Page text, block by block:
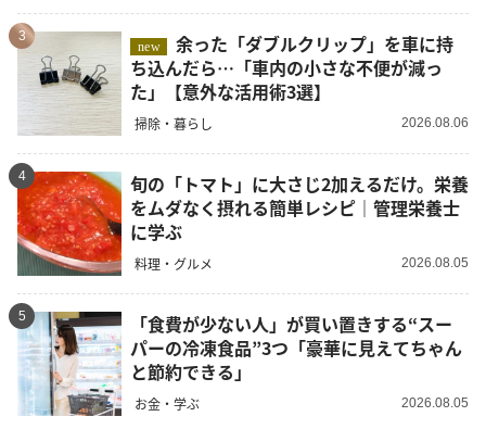
3
new
余った「ダブルクリップ」を車に持
ち込んだら…「車内の小さな不便が減っ
た」【意外な活用術3選】
掃除・暮らし 2026.08.06
4
旬の「トマト」に大さじ2加えるだけ。栄養
をムダなく摂れる簡単レシピ｜管理栄養士
に学ぶ
料理・グルメ 2026.08.05
5
「食費が少ない人」が買い置きする“スー
パーの冷凍食品”3つ「豪華に見えてちゃん
と節約できる」
お金・学ぶ 2026.08.05